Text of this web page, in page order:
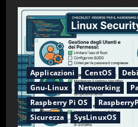
Applicazioni CentOS
Gnu-Linux
Networking
Raspberry Pi OS
Sicurezza
SysLinuxOS